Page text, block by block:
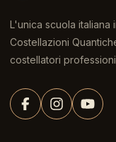
L'unica scuola italiana
Costellazioni
costellatori